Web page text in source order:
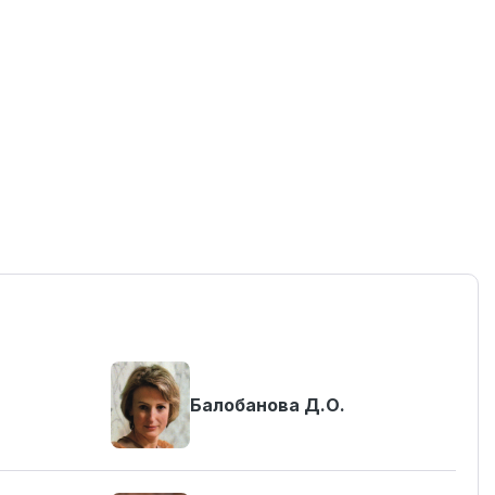
Балобанова Д.О.